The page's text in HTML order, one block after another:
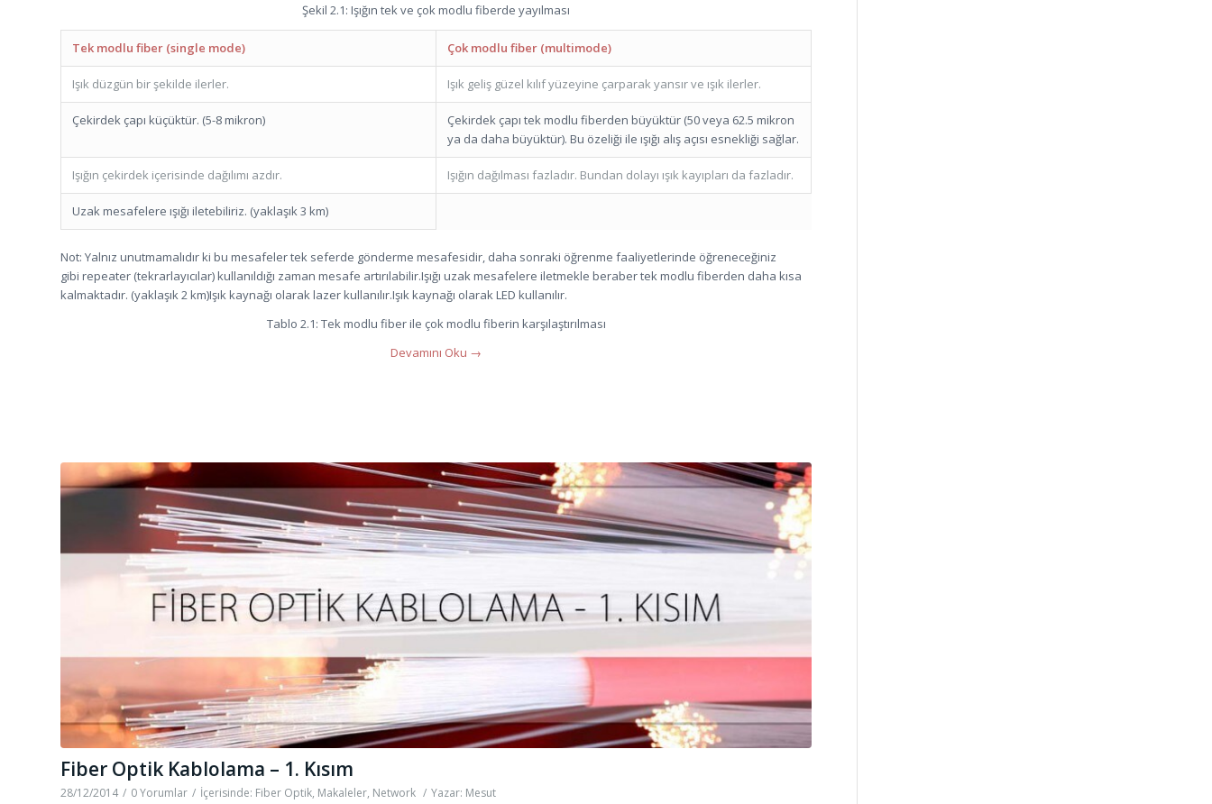
Şekil 2.1: Işığın tek ve çok modlu fiberde yayılması
Tek modlu fiber (single mode) Çok modlu fiber (multimode)
Işık düzgün bir şekilde ilerler. Işık geliş güzel kılıf yüzeyine çarparak yansır ve ışık ilerler.
Çekirdek çapı küçüktür. (5-8 mikron)
Çekirdek çapı tek modlu fiberden büyüktür (50 veya 62.5 mikron
ya da daha büyüktür). Bu özeliği ile ışığı alış açısı esnekliği sağlar.
Işığın çekirdek içerisinde dağılımı azdır. Işığın dağılması fazladır. Bundan dolayı ışık kayıpları da fazladır.
Uzak mesafelere ışığı iletebiliriz. (yaklaşık 3 km)
Not: Yalnız unutmamalıdır ki bu mesafeler tek seferde gönderme mesafesidir, daha sonraki öğrenme faaliyetlerinde öğreneceğiniz
gibi repeater (tekrarlayıcılar) kullanıldığı zaman mesafe artırılabilir.Işığı uzak mesafelere iletmekle beraber tek modlu fiberden daha kısa
kalmaktadır. (yaklaşık 2 km)Işık kaynağı olarak lazer kullanılır.Işık kaynağı olarak LED kullanılır.
Tablo 2.1: Tek modlu fiber ile çok modlu fiberin karşılaştırılması
Devamını Oku →
Fiber Optik Kablolama – 1. Kısım
28/12/2014 / 0 Yorumlar / İçerisinde: Fiber Optik, Makaleler, Network / Yazar: Mesut